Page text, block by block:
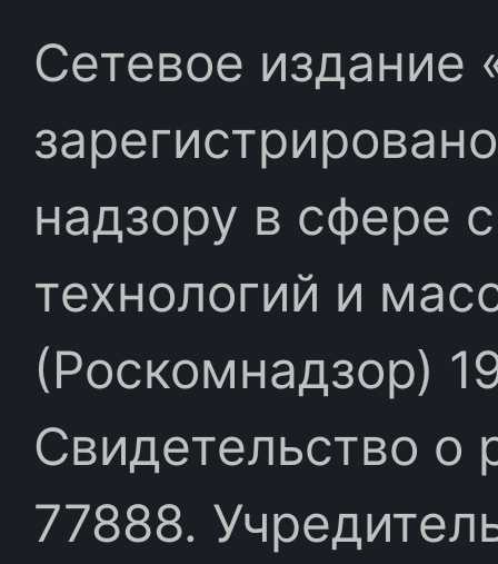
Сетевое издание
надзору в сфере
технологий и
(Роскомнадзор)
Свидетельство
77888.